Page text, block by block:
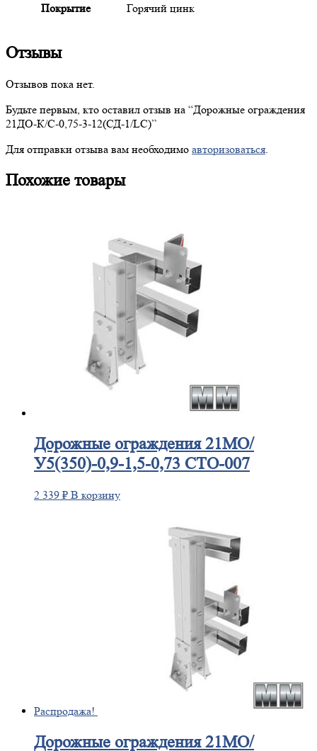
Покрытие Горячий цинк
Отзывы
Отзывов пока нет.
Будьте первым, кто оставил отзыв на “Дорожные ограждения
21ДО-К/С-0,75-3-12(СД-1/LC)”
Для отправки отзыва вам необходимо авторизоваться
Похожие товары
Дорожные ограждения 21МО/
У5(350)-0,9-1,5-0,73 СТО-007
2 339 ₽ В корзину
Распродажа!
Дорожные ограждения 21МО/